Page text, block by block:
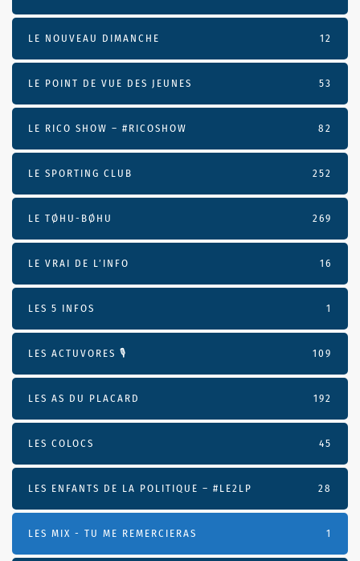
LE NOUVEAU DIMANCHE 12
LE POINT DE VUE DES JEUNES 53
LE RICO SHOW – #RICOSHOW 82
LE SPORTING CLUB 252
LE TØHU-BØHU 269
LE VRAI DE L’INFO 16
LES 5 INFOS 1
LES ACTUVORES 🎙 109
LES AS DU PLACARD 192
LES COLOCS 45
LES ENFANTS DE LA POLITIQUE – #LE2LP 28
LES MIX - TU ME REMERCIERAS 1